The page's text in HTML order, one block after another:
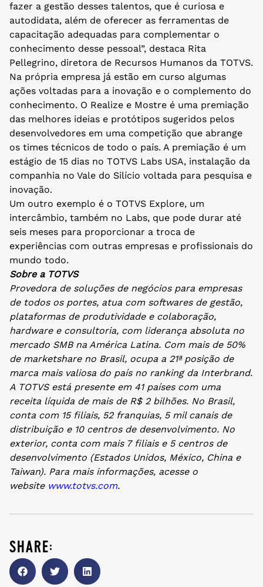
fazer a gestão desses talentos, que é curiosa e
autodidata, além de oferecer as ferramentas de
capacitação adequadas para complementar o
conhecimento desse pessoal”, destaca Rita
Pellegrino, diretora de Recursos Humanos da TOTVS.
Na própria empresa já estão em curso algumas
ações voltadas para a inovação e o complemento do
conhecimento. O Realize e Mostre é uma premiação
das melhores ideias e protótipos sugeridos pelos
desenvolvedores em uma competição que abrange
os times técnicos de todo o país. A premiação é um
estágio de 15 dias no TOTVS Labs USA, instalação da
companhia no Vale do Silício voltada para pesquisa e
inovação.
Um outro exemplo é o TOTVS Explore, um
intercâmbio, também no Labs, que pode durar até
seis meses para proporcionar a troca de
experiências com outras empresas e profissionais do
mundo todo.
Sobre a TOTVS
Provedora de soluções de negócios para empresas
de todos os portes, atua com softwares de gestão,
plataformas de produtividade e colaboração,
hardware e consultoria, com liderança absoluta no
mercado SMB na América Latina. Com mais de 50%
de marketshare no Brasil, ocupa a 21ª posição de
marca mais valiosa do país no ranking da Interbrand.
A TOTVS está presente em 41 países com uma
receita líquida de mais de R$ 2 bilhões. No Brasil,
conta com 15 filiais, 52 franquias, 5 mil canais de
distribuição e 10 centros de desenvolvimento. No
exterior, conta com mais 7 filiais e 5 centros de
desenvolvimento (Estados Unidos, México, China e
Taiwan). Para mais informações, acesse o
website www.totvs.com.
share: